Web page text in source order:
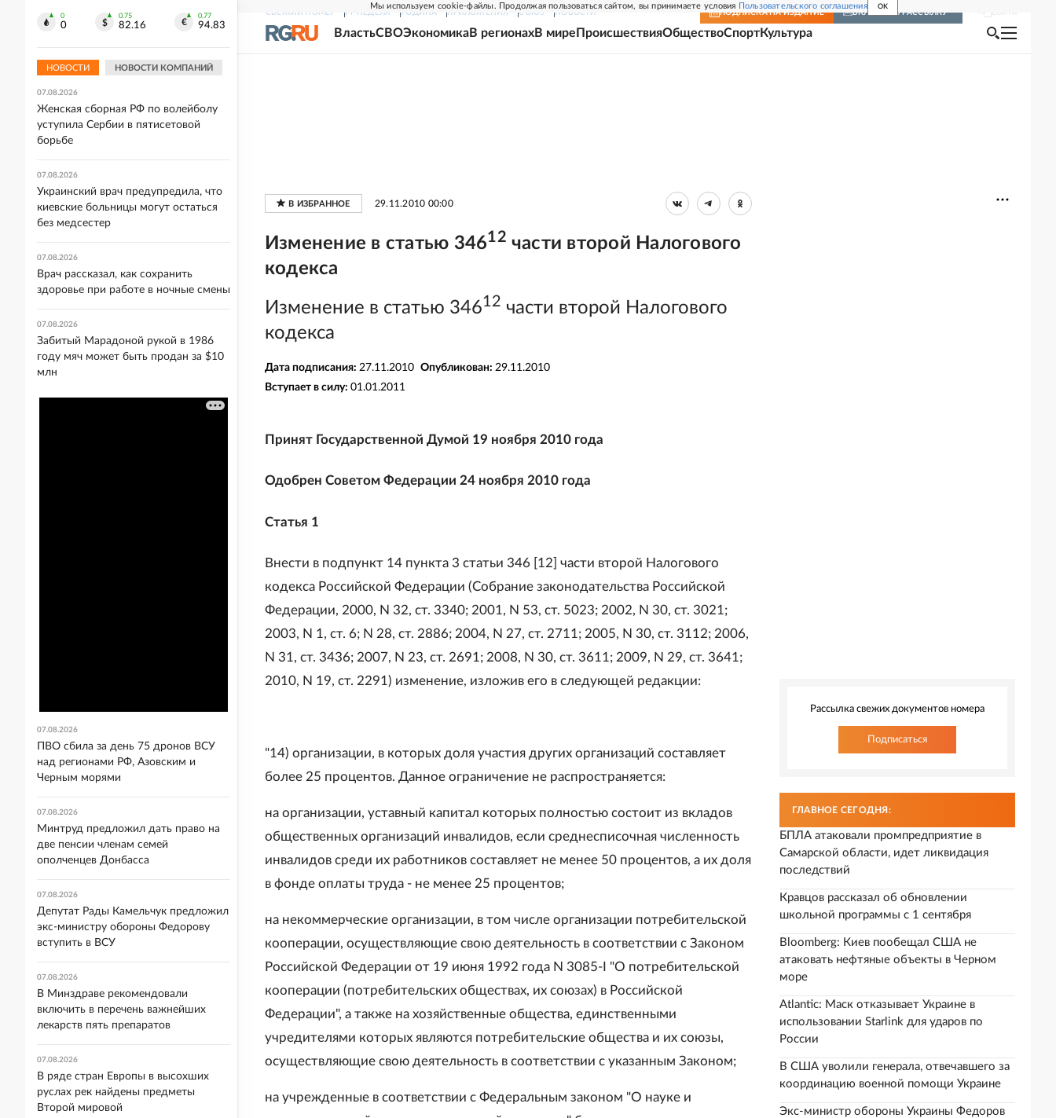
Мы используем cookie-файлы. Продолжая пользоваться сайтом, вы принимаете условия Пользовательского соглашения OK
СВЕЖИЙ НОМЕР РГ-НЕДЕЛЯ РОДИНА ПРИЛОЖЕНИЯ СОЮЗ НОВОСТИ ПОДПИСКА НА ИЗДАНИЕ ВКЛЮЧИТЬ РАССЫЛКУ
ВластьСВОЭкономикаВ регионахВ мире ПроисшествияОбществоСпортКультура
29.11.2010 00:00
Изменение в статью 34612 части второй Налогового
кодекса
Изменение в статью 34612 части второй Налогового
кодекса
Дата подписания: 27.11.2010 Опубликован: 29.11.2010
Вступает в силу: 01.01.2011
Принят Государственной Думой 19 ноября 2010 года
Одобрен Советом Федерации 24 ноября 2010 года
Статья 1
Внести в подпункт 14 пункта 3 статьи 346 [12] части второй Налогового
кодекса Российской Федерации (Собрание законодательства Российской
Федерации, 2000, N 32, ст. 3340; 2001, N 53, ст. 5023; 2002, N 30, ст. 3021;
2003, N 1, ст. 6; N 28, ст. 2886; 2004, N 27, ст. 2711; 2005, N 30, ст. 3112; 2006,
N 31, ст. 3436; 2007, N 23, ст. 2691; 2008, N 30, ст. 3611; 2009, N 29, ст. 3641;
2010, N 19, ст. 2291) изменение, изложив его в следующей редакции:
"14) организации, в которых доля участия других организаций составляет
более 25 процентов. Данное ограничение не распространяется:
на организации, уставный капитал которых полностью состоит из вкладов
общественных организаций инвалидов, если среднесписочная численность
инвалидов среди их работников составляет не менее 50 процентов, а их доля
в фонде оплаты труда - не менее 25 процентов;
на некоммерческие организации, в том числе организации потребительской
кооперации, осуществляющие свою деятельность в соответствии с Законом
Российской Федерации от 19 июня 1992 года N 3085-I "О потребительской
кооперации (потребительских обществах, их союзах) в Российской
Федерации", а также на хозяйственные общества, единственными
учредителями которых являются потребительские общества и их союзы,
осуществляющие свою деятельность в соответствии с указанным Законом;
на учрежденные в соответствии с Федеральным законом "О науке и
Рассылка свежих документов номера
Подписаться
ГЛАВНОЕ СЕГОДНЯ:
БПЛА атаковали промпредприятие в
Самарской области, идет ликвидация
последствий
Кравцов рассказал об обновлении
школьной программы с 1 сентября
Bloomberg: Киев пообещал США не
атаковать нефтяные объекты в Черном
море
Atlantic: Маск отказывает Украине в
использовании Starlink для ударов по
России
В США уволили генерала, отвечавшего за
координацию военной помощи Украине
Экс-министр обороны Украины Федоров
0
0
0.75
82.16
0.77
94.83
НОВОСТИ НОВОСТИ КОМПАНИЙ
"УП": Военных скандального полка
подразделения
07.08.2026
Женская сборная РФ по волейболу
уступила Сербии в пятисетовой
борьбе
07.08.2026
Украинский врач предупредила, что
киевские больницы могут остаться
без медсестер
07.08.2026
Врач рассказал, как сохранить
здоровье при работе в ночные смены
07.08.2026
Забитый Марадоной рукой в 1986
году мяч может быть продан за $10
млн
07.08.2026
ПВО сбила за день 75 дронов ВСУ
над регионами РФ, Азовским и
Черным морями
07.08.2026
Минтруд предложил дать право на
две пенсии членам семей
ополченцев Донбасса
07.08.2026
Депутат Рады Камельчук предложил
экс-министру обороны Федорову
вступить в ВСУ
07.08.2026
В Минздраве рекомендовали
включить в перечень важнейших
лекарств пять препаратов
07.08.2026
В ряде стран Европы в высохших
руслах рек найдены предметы
Второй мировой